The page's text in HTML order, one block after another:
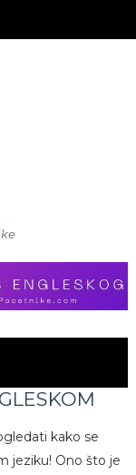
kako se
jeziku! Ono što je